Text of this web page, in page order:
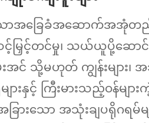
ောအခြေခံအဆောက်အအုံ
င့်မြှင့်တင်မှု၊ သယ်ယူပို့ဆေ
သို့မဟုတ် ကျွန်းများ၊ အသို
ားနှင့် ကြီးမားသည့်ဝန်မျာ
ားသော အသုံးချပရိုဂရမ်